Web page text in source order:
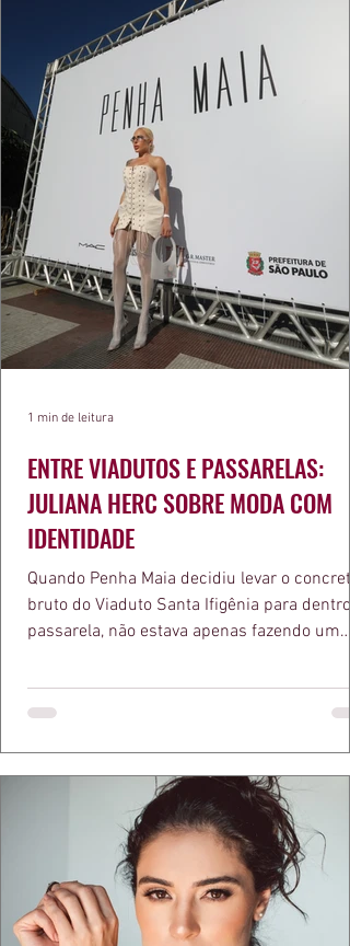
ENTRE VIADUTOS E PASSARELAS:
JULIANA HERC SOBRE MODA COM
IDENTIDADE
Quando Penha Maia decidiu levar o concreto
bruto do Viaduto Santa Ifigênia para dentro
passarela, não estava apenas fazendo um
a apresentadora e influenciadora Juliana
defende há tempos, o de que moda
estruturas geométricas, volumes
aquele concreto aparente típico da
arquitetura paulistana em peças de vestir,
1 min de leitura